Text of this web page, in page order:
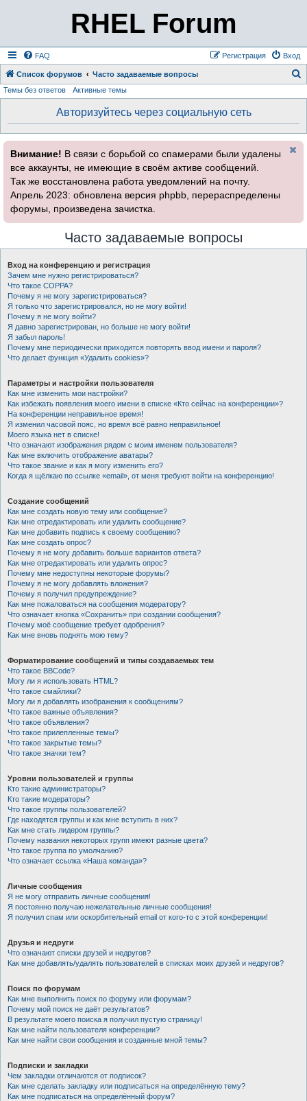
RHEL Forum
FAQ Вход
Регистрация
Список форумов Часто задаваемые вопросы
Темы без ответов Активные темы
Авторизуйтесь через социальную сеть
Внимание! В связи с борьбой со спамерами были удалены
все аккаунты, не имеющие в своём активе сообщений.
Так же восстановлена работа уведомлений на почту.
Апрель 2023: обновлена версия phpbb, перераспределены
форумы, произведена зачистка.
Часто задаваемые вопросы
Вход на конференцию и регистрация
Зачем мне нужно регистрироваться?
Что такое COPPA?
Почему я не могу зарегистрироваться?
Я только что зарегистрировался, но не могу войти!
Почему я не могу войти?
Я давно зарегистрирован, но больше не могу войти!
Я забыл пароль!
Почему мне периодически приходится повторять ввод имени и пароля?
Что делает функция «Удалить cookies»?
Параметры и настройки пользователя
Как мне изменить мои настройки?
Как избежать появления моего имени в списке «Кто сейчас на конференции»?
На конференции неправильное время!
Я изменил часовой пояс, но время всё равно неправильное!
Моего языка нет в списке!
Что означают изображения рядом с моим именем пользователя?
Как мне включить отображение аватары?
Что такое звание и как я могу изменить его?
Когда я щёлкаю по ссылке «email», от меня требуют войти на конференцию!
Создание сообщений
Как мне создать новую тему или сообщение?
Как мне отредактировать или удалить сообщение?
Как мне добавить подпись к своему сообщению?
Как мне создать опрос?
Почему я не могу добавить больше вариантов ответа?
Как мне отредактировать или удалить опрос?
Почему мне недоступны некоторые форумы?
Почему я не могу добавлять вложения?
Почему я получил предупреждение?
Как мне пожаловаться на сообщения модератору?
Что означает кнопка «Сохранить» при создании сообщения?
Почему моё сообщение требует одобрения?
Как мне вновь поднять мою тему?
Форматирование сообщений и типы создаваемых тем
Что такое BBCode?
Могу ли я использовать HTML?
Что такое смайлики?
Могу ли я добавлять изображения к сообщениям?
Что такое важные объявления?
Что такое объявления?
Что такое прилепленные темы?
Что такое закрытые темы?
Что такое значки тем?
Уровни пользователей и группы
Кто такие администраторы?
Кто такие модераторы?
Что такое группы пользователей?
Где находятся группы и как мне вступить в них?
Как мне стать лидером группы?
Почему названия некоторых групп имеют разные цвета?
Что такое группа по умолчанию?
Что означает ссылка «Наша команда»?
Личные сообщения
Я не могу отправить личные сообщения!
Я постоянно получаю нежелательные личные сообщения!
Я получил спам или оскорбительный email от кого-то с этой конференции!
Друзья и недруги
Что означают списки друзей и недругов?
Как мне добавлять/удалять пользователей в списках моих друзей и недругов?
Поиск по форумам
Как мне выполнить поиск по форуму или форумам?
Почему мой поиск не даёт результатов?
В результате моего поиска я получил пустую страницу!
Как мне найти пользователя конференции?
Как мне найти свои сообщения и созданные мной темы?
Подписки и закладки
Чем закладки отличаются от подписок?
Как мне сделать закладку или подписаться на определённую тему?
Как мне подписаться на определённый форум?